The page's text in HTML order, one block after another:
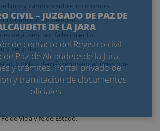
CIVIL – JUZGADO DE PAZ DE
DE LA JARA
de contacto del Registro civil –
de Paz de Alcaudete de la Jara.
y trámites. Portal privado de
y tramitación de documentos
oficiales
y cambios sobre los mismos.
y habilitación de edad.
de ausencia o fallecimiento.
y vecindad.
tutela y demás representaciones que
de Vida y fe de Estado.